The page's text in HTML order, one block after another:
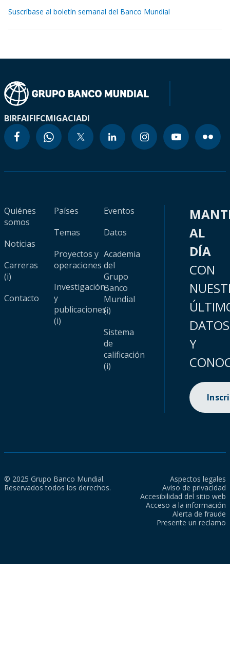
Suscríbase al boletín semanal del Banco Mundial
BIRFAIFIFCMIGACIADI
Quiénes
somos
Noticias
Carreras
(i)
Contacto
Países
Temas
Proyectos y
operaciones
Investigación
y
publicaciones
(i)
Eventos
Datos
Academia
del
Grupo
Banco
Mundial
(i)
Sistema
de
calificación
(i)
AL
DÍA
CON
DATOS
Y
© 2025 Grupo Banco Mundial.
Reservados todos los derechos.
Aspectos legales
Aviso de privacidad
Accesibilidad del sitio web
Acceso a la información
Alerta de fraude
Presente un reclamo